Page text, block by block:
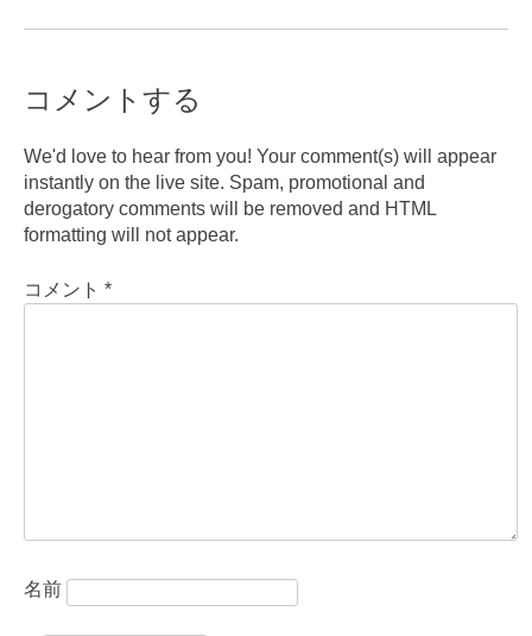
コメントする
We'd love to hear from you! Your comment(s) will appear
instantly on the live site. Spam, promotional and
derogatory comments will be removed and HTML
formatting will not appear.
コメント *
名前